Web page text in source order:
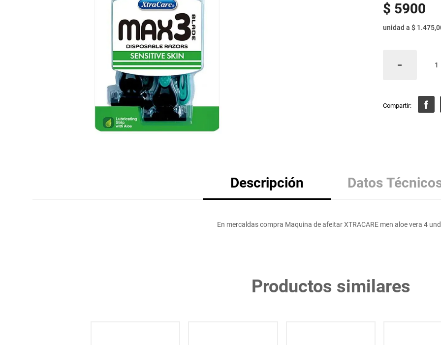
otros
$ 5900
unidad a $
Descripción Datos
En mercaldas compra Maquina de afeitar XTRACARE men aloe vera 4
Productos similares
Mantequilla